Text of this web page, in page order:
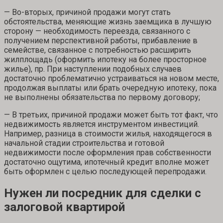
— Во-вторых, причиной продажи могут стать
обстоятельства, меняющие жизнь заемщика в лучшую
сторону — необходимость переезда, связанного с
получением перспективной работы, прибавление в
семействе, связанное с потребностью расширить
жилплощадь (оформить ипотеку на более просторное
жилье), пр. При наступлении подобных случаев
достаточно проблематично устраиваться на новом месте,
продолжая выплаты или брать очередную ипотеку, пока
не выполнены обязательства по первому договору;
— В третьих, причиной продажи может быть тот факт, что
недвижимость является инструментом инвестиций.
Например, разница в стоимости жилья, находящегося в
начальной стадии строительства и готовой
недвижимости после оформления прав собственности
достаточно ощутима, ипотечный кредит вполне может
быть оформлен с целью последующей перепродажи.
Нужен ли посредник для сделки с
залоговой квартирой